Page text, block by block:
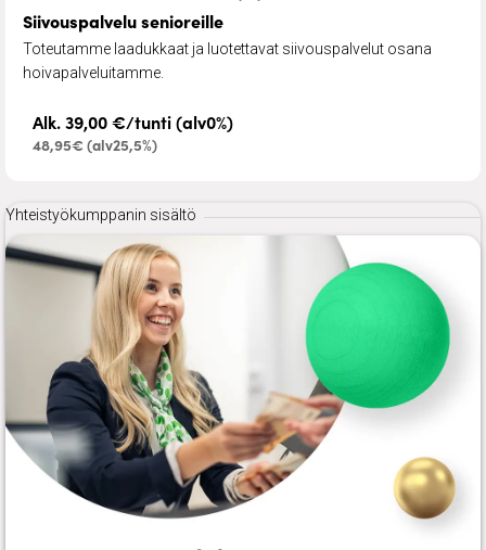
Siivouspalvelu senioreille
Toteutamme laadukkaat ja luotettavat siivouspalvelut osana
hoivapalveluitamme.
Alk. 39,00 €/tunti (alv0%)
48,95€ (alv25,5%)
Yhteistyökumppanin sisältö